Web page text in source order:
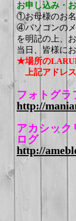
お申し込み・
①お母様のお
④パソコンの
を明記の上、
当日、皆様に
★場所の
上記アドレ
フォトグ
http://
アカシック
ログ
http://